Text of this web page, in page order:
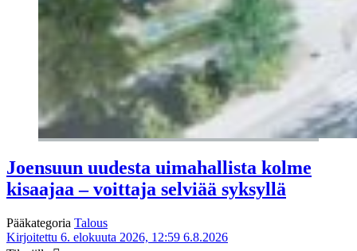
Joensuun uudesta uimahallista kolme
kisaajaa – voittaja selviää syksyllä
Pääkategoria Talous
Kirjoitettu 6. elokuuta 2026, 12:59 6.8.2026